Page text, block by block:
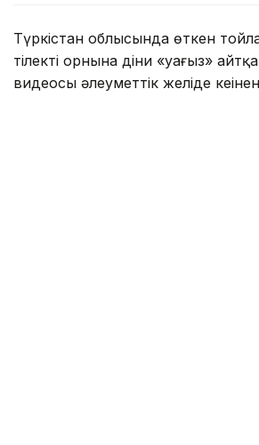
Түркістан облысында өткен
тілектің орнына діни «уағыз»
видеосы әлеуметтік желіде